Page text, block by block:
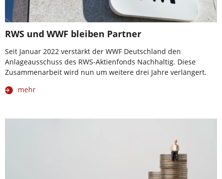
RWS und WWF bleiben Partner
Seit Januar 2022 verstärkt der WWF Deutschland den
Anlageausschuss des RWS-Aktienfonds Nachhaltig. Diese
Zusammenarbeit wird nun um weitere drei Jahre verlängert.
mehr